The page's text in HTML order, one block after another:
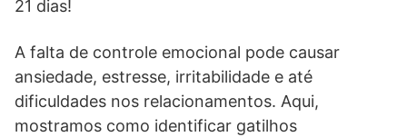
21 dias!
A falta de controle emocional pode causar
ansiedade, estresse, irritabilidade e até
dificuldades nos relacionamentos. Aqui,
mostramos como identificar gatilhos